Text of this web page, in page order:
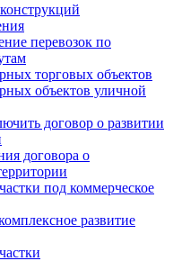
перевозок по
торговых объектов
объектов уличной
договор о развитии
договора о
под коммерческое
развитие